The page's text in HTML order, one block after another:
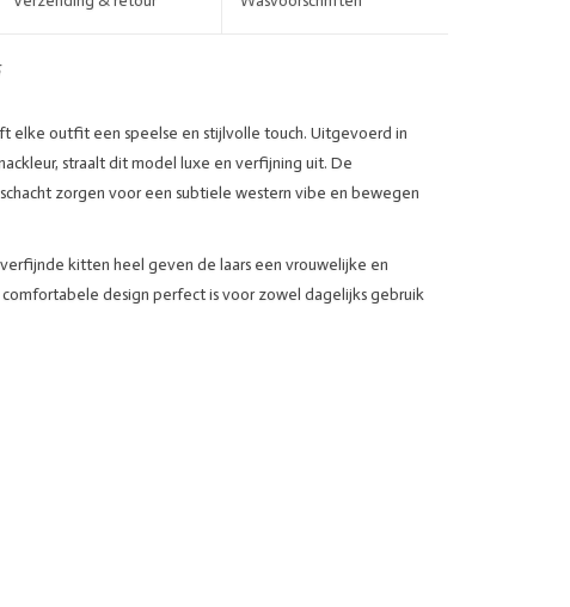
elke outfit een speelse en stijlvolle touch. Uitgevoerd in
straaltditmodel luxe en verfijning uit. De
schacht zorgen vooreen subtiele western vibe en bewegen
verfijnde kitten heel geven de laars een vrouwelijke en
comfortabele design perfectisvoorzowel dagelijksgebruik